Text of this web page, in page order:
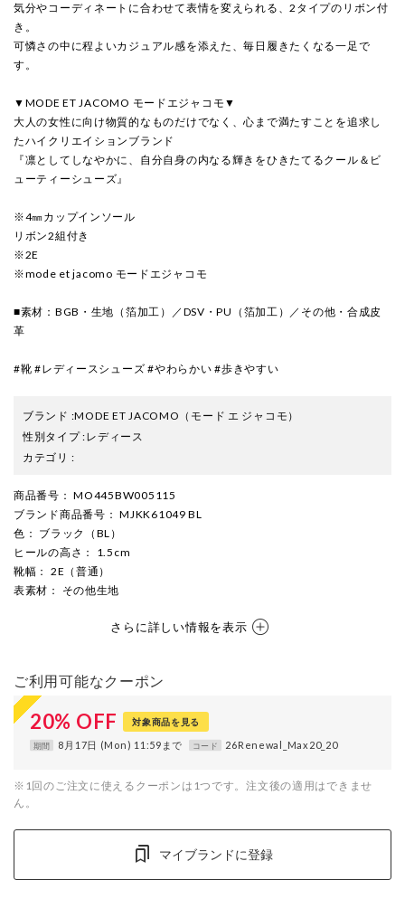
気分やコーディネートに合わせて表情を変えられる、2タイプのリボン付
き。
可憐さの中に程よいカジュアル感を添えた、毎日履きたくなる一足で
す。
▼MODE ET JACOMO モードエジャコモ▼
大人の女性に向け物質的なものだけでなく、心まで満たすことを追求し
たハイクリエイションブランド
『凛としてしなやかに、自分自身の内なる輝きをひきたてるクール＆ビ
ューティーシューズ』
※4㎜カップインソール
リボン2組付き
※2E
※mode et jacomo モードエジャコモ
■素材：BGB・生地（箔加工）／DSV・PU（箔加工）／その他・合成皮
革
#靴 #レディースシューズ #やわらかい #歩きやすい
ブランド :MODE ET JACOMO （モード エ ジャコモ）
性別タイプ:レディース
カテゴリ :
商品番号 ： MO445BW005115
ブランド商品番号 ： MJKK61049 BL
色 ： ブラック（BL）
ヒールの高さ ： 1.5cm
靴幅 ： 2E（普通）
表素材 ： その他生地
さらに詳しい情報を表示
ご利用可能なクーポン
20% OFF 対象商品を見る
期間 8月17日 (Mon) 11:59まで コード 26Renewal_Max20_20
※1回のご注文に使えるクーポンは1つです。注文後の適用はできませ
ん。
マイブランドに登録